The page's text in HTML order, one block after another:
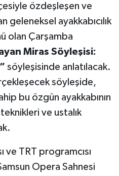
özdeşleşen ve
geleneksel ayakkabıcılık
olan Çarşamba
Miras Söyleşisi:
söyleşisinde anlatılacak.
söyleşide,
bu özgün ayakkabının
ve ustalık
ve TRT programcısı
Opera Sahnesi